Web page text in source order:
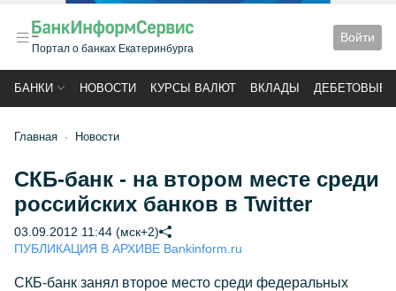
Портал о банках Екатеринбурга
Войти
БАНКИ НОВОСТИ КУРСЫ ВАЛЮТ ВКЛАДЫ ДЕБЕТОВЫЕ
Главная Новости
СКБ-банк - на втором месте среди
российских банков в Twitter
03.09.2012 11:44 (мск+2)
ПУБЛИКАЦИЯ В АРХИВЕ Bankinform.ru
СКБ-банк занял второе место среди федеральных